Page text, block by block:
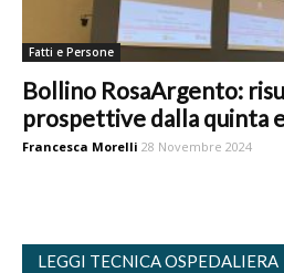
Fatti e Persone
Bollino RosaArgento:
prospettive dalla quinta
Francesca Morelli 28 Novembre 2024
LEGGI TECNICA OSPEDALIERA